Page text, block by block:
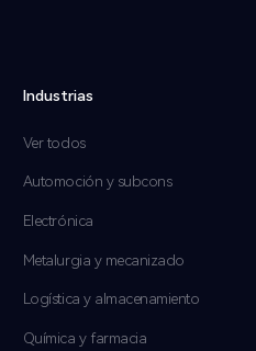
Industrias
Ver todos
Automoción y subcons
Electrónica
Metalurgia y mecanizado
Logística y almacenamiento
Química y farmacia